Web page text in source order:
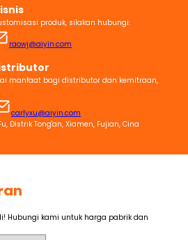
produk, silakan hubungi:
raowj@aiyin.com
manfaat bagi distributor dan kemitraan,
carlyxu@aiyin.com
Distrik Tong'an, Xiamen, Fujian, Cina
Hubungi kami untuk harga pabrik dan